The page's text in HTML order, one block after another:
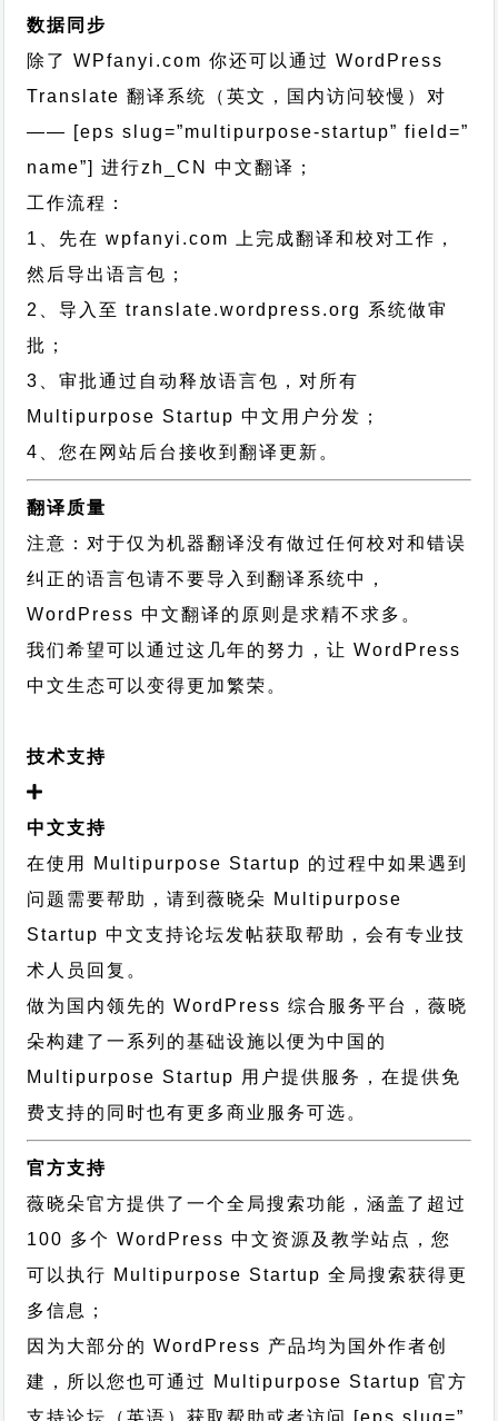
数据同步
除了 WPfanyi.com 你还可以通过WordPress
Translate 翻译系统（英文，国内访问较慢）对
—— [eps slug=”multipurpose-startup” field=”
name”]进行zh_CN
中文翻译；
工作流程：
1、先在 wpfanyi.com 上完成翻译和校对工作，
然后导出语言包；
2、导入至 translate.wordpress.org 系统做审
批；
3、审批通过自动释放语言包，对所有
Multipurpose Startup 中文用户分发；
4、您在网站后台接收到翻译更新。
翻译质量
注意：对于仅为机器翻译没有做过任何校对和错误
纠正的语言包请不要导入到翻译系统中，
WordPress 中文翻译的原则 是求精不求多。
我们希望可以通过这几年的努力，让 WordPress
中文生态可以变得更加繁荣。
技术支持
中文支持
在使用 Multipurpose Startup 的过程中如果遇到
问题需要帮助，请到薇晓朵 Multipurpose
Startup 中文支持论坛发帖获取帮助，会有专业技
术人员回复。
做为国内领先的 WordPress 综合服务平台，薇晓
朵构建了一系列的基础设施以便为中国的
Multipurpose Startup 用户提供服务，在提供免
费支持的同时也有更多商业服务可选。
官方支持
薇晓朵官方提供了一个全局搜索功能，涵盖了超过
100 多个 WordPress 中文资源及教学站点，您
可以执行 Multipurpose Startup 全局搜索获得更
多信息；
因为大部分的 WordPress 产品均为国外作者创
建，所以您也可通过 Multipurpose Startup 官方
支持论坛
（英语）获取帮助或者访问 [eps slug=”